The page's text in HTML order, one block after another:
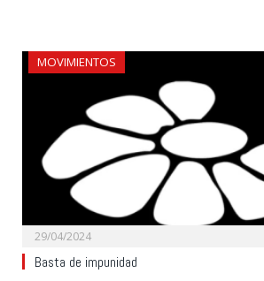
MOVIMIENTOS
29/04/2024
Basta de impunidad